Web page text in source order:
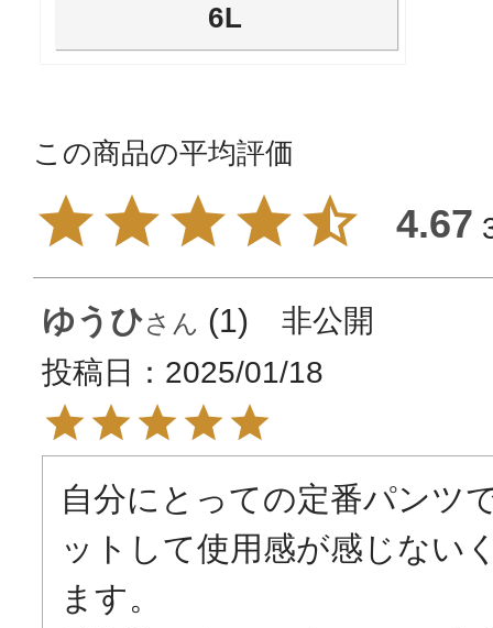
6L
4.67
ゆうひ 1
非公開
投稿日
2025/01/18
自分にとっての定番パンツ
ットして使用感が感じない
ます。